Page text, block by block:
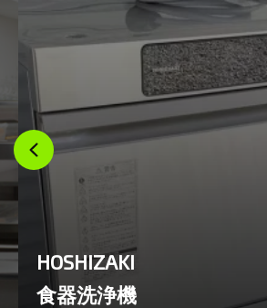
HOSHIZAKI
食器洗浄機